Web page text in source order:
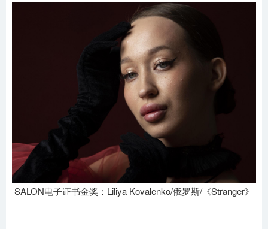
SALON电子证书金奖：Liliya Kovalenko/俄罗斯/《Stranger》